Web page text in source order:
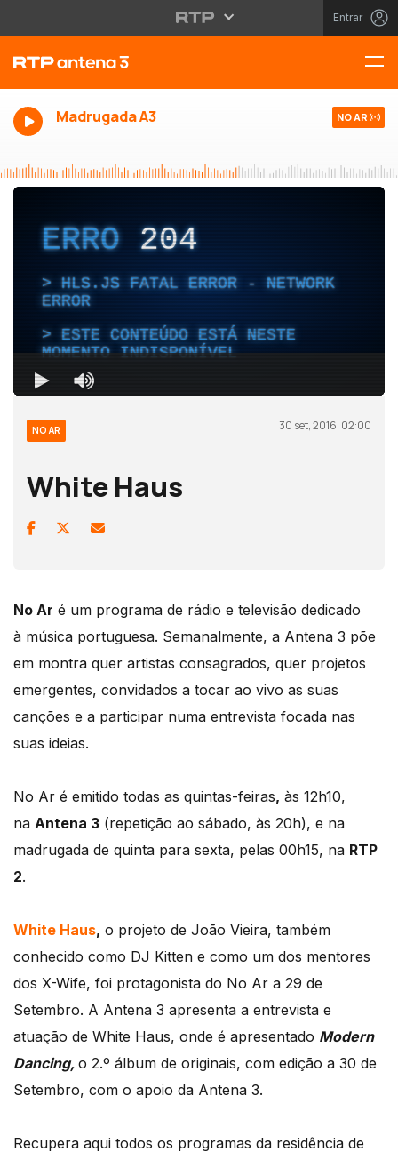
Entrar
Madrugada A3 NO AR
NO AR 30 set, 2016, 02:00
White Haus
No Ar é um programa de rádio e televisão dedicado
à música portuguesa. Semanalmente, a Antena 3 põe
em montra quer artistas consagrados, quer projetos
emergentes, convidados a tocar ao vivo as suas
canções e a participar numa entrevista focada nas
suas ideias.
No Ar é emitido todas as quintas-feiras, às 12h10,
na Antena 3 (repetição ao sábado, às 20h), e na
madrugada de quinta para sexta, pelas 00h15, na RTP
2.
White Haus, o projeto de João Vieira, também
conhecido como DJ Kitten e como um dos mentores
dos X-Wife, foi protagonista do No Ar a 29 de
Setembro. A Antena 3 apresenta a entrevista e
atuação de White Haus, onde é apresentado Modern
Dancing, o 2.º álbum de originais, com edição a 30 de
Setembro, com o apoio da Antena 3.
Recupera aqui todos os programas da residência de